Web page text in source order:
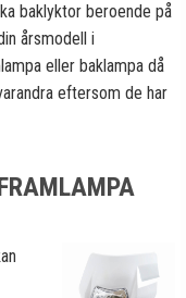
baklyktor beroende på
årsmodell i
eller baklampa då
eftersom de har